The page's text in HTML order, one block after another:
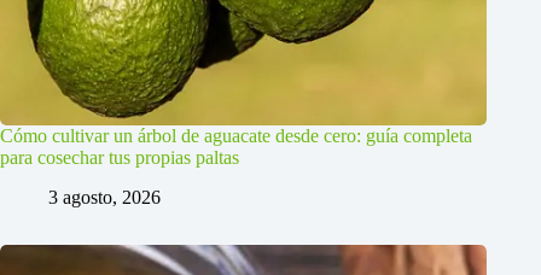
Cómo cultivar un árbol de aguacate desde cero: guía completa
para cosechar tus propias paltas
3 agosto, 2026